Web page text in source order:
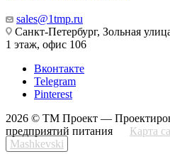
sales@1tmp.ru
Санкт-Петербург, Зольная
1 этаж, офис 106
Вконтакте
Telegram
Pinterest
2026 © ТМ Проект —
предприятий питания
Карта
Mashkevski